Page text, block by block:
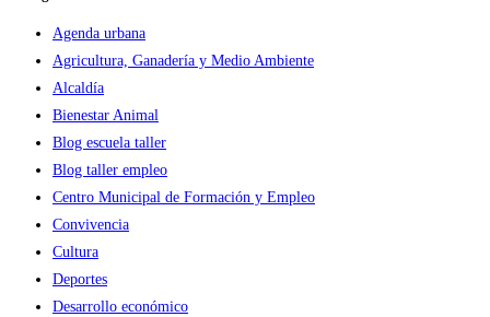
Agenda urbana
Agricultura, Ganadería y Medio Ambiente
Alcaldía
Bienestar Animal
Blog escuela taller
Blog taller empleo
Centro Municipal de Formación y Empleo
Convivencia
Cultura
Deportes
Desarrollo económico